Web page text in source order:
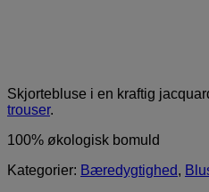
Skjortebluse i en kraftig
trouser.
100% økologisk bomuld
Kategorier: Bæredygtighed,